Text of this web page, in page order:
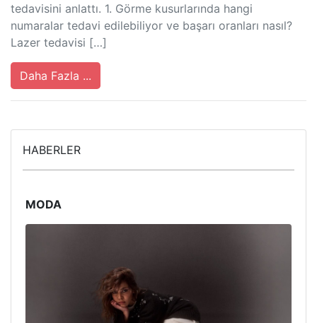
tedavisini anlattı. 1. Görme kusurlarında hangi
numaralar tedavi edilebiliyor ve başarı oranları nasıl?
Lazer tedavisi […]
Daha Fazla ...
HABERLER
MODA